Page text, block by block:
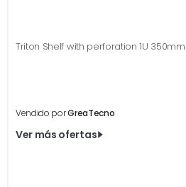
Triton Shelf with perforation 1U 350mm
Vendido porGreaTecno
Ver más ofertas